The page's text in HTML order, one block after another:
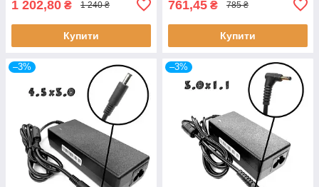
1 202,80 ₴ 1 240 ₴
Купити
761,45 ₴ 785 ₴
Купити
–3% –3%